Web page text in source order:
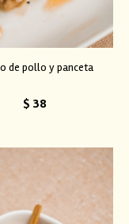
de pollo y panceta
$ 38